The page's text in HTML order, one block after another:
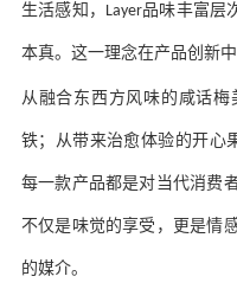
生活感知， Layer品味丰富层
本真。这一理念在产品创新中
从融合东西方风味的咸话
铁；从带来治愈体验的开心
每一款产品都是对当代消费
不仅是味觉的享受，更是情
的媒介。